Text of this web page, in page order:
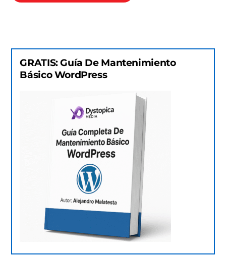
GRATIS: Guía De Mantenimiento
Básico WordPress